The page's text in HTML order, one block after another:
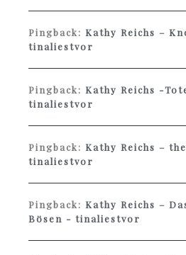
Pingback:Kathy Reichs –
tinaliestvor
Pingback:Kathy Reichs -
tinaliestvor
Pingback:Kathy Reichs –
tinaliestvor
Pingback:Kathy Reichs –
Bösen - tinaliestvor